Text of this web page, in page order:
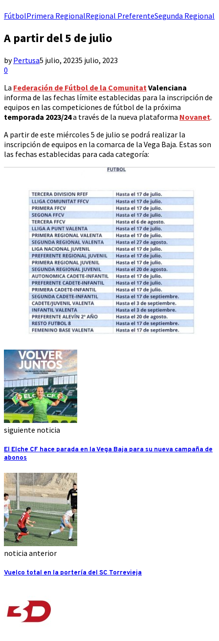
FútbolPrimera RegionalRegional PreferenteSegunda Regional
A partir del 5 de julio
byPertusa5 julio, 20235 julio, 2023
0
La Federación de Fútbol de la ComunitatValenciana
informa de las fechas límite establecidas para la inscripción de
equipos en las competiciones de fútbol de la próxima
temporada 2023/24a través de la nueva plataforma Novanet.
A partir de este miércoles 5 de julio se podrá realizar la
inscripción de equipos en la comarca de la Vega Baja. Estas son
las fechas establecidas para cada categoría:
siguiente noticia
El Elche CF hace parada en la Vega Baja para su nueva campaña de
abonos
noticia anterior
Vuelco total en la portería del SC Torrevieja